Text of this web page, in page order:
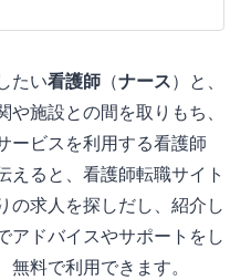
たい看護師 （ナース）と、
施設との間を取りもち、
ービスを利用する看護師
えると、看護師転職サイト
の求人を探しだし、紹介し
アドバイスやサポートをし
無料で利用できます。